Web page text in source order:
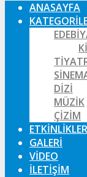
ANASAYFA
DIZI
MÜZIK
ÇIZIM
ETKINLIKLER
GALERI
VIDEO
İLETIŞIM